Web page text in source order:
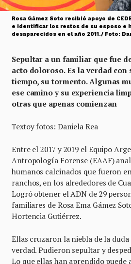
Rosa Gámez Soto recibió apoyo de
e identificar los restos de su esposo e
desaparecidos en el año 2011./ Foto:
Sepultar a un familiar que fue
acto doloroso. Es la verdad con
tiempo, su tormento. Algunas
ese camino y su experiencia
otras que apenas comienzan
Textoy fotos: Daniela Rea
Entre el 2017 y 2019 el Equipo
Antropología Forense (EAAF)
humanos calcinados que fueron
ranchos, en los alrededores de
Logró obtener el ADN de 29
familiares de Rosa Ema Gámez
Hortencia Gutiérrez.
Ellas cruzaron la niebla de la
verdad. Pudieron sepultar y
Lo que ellas han aprendido puede